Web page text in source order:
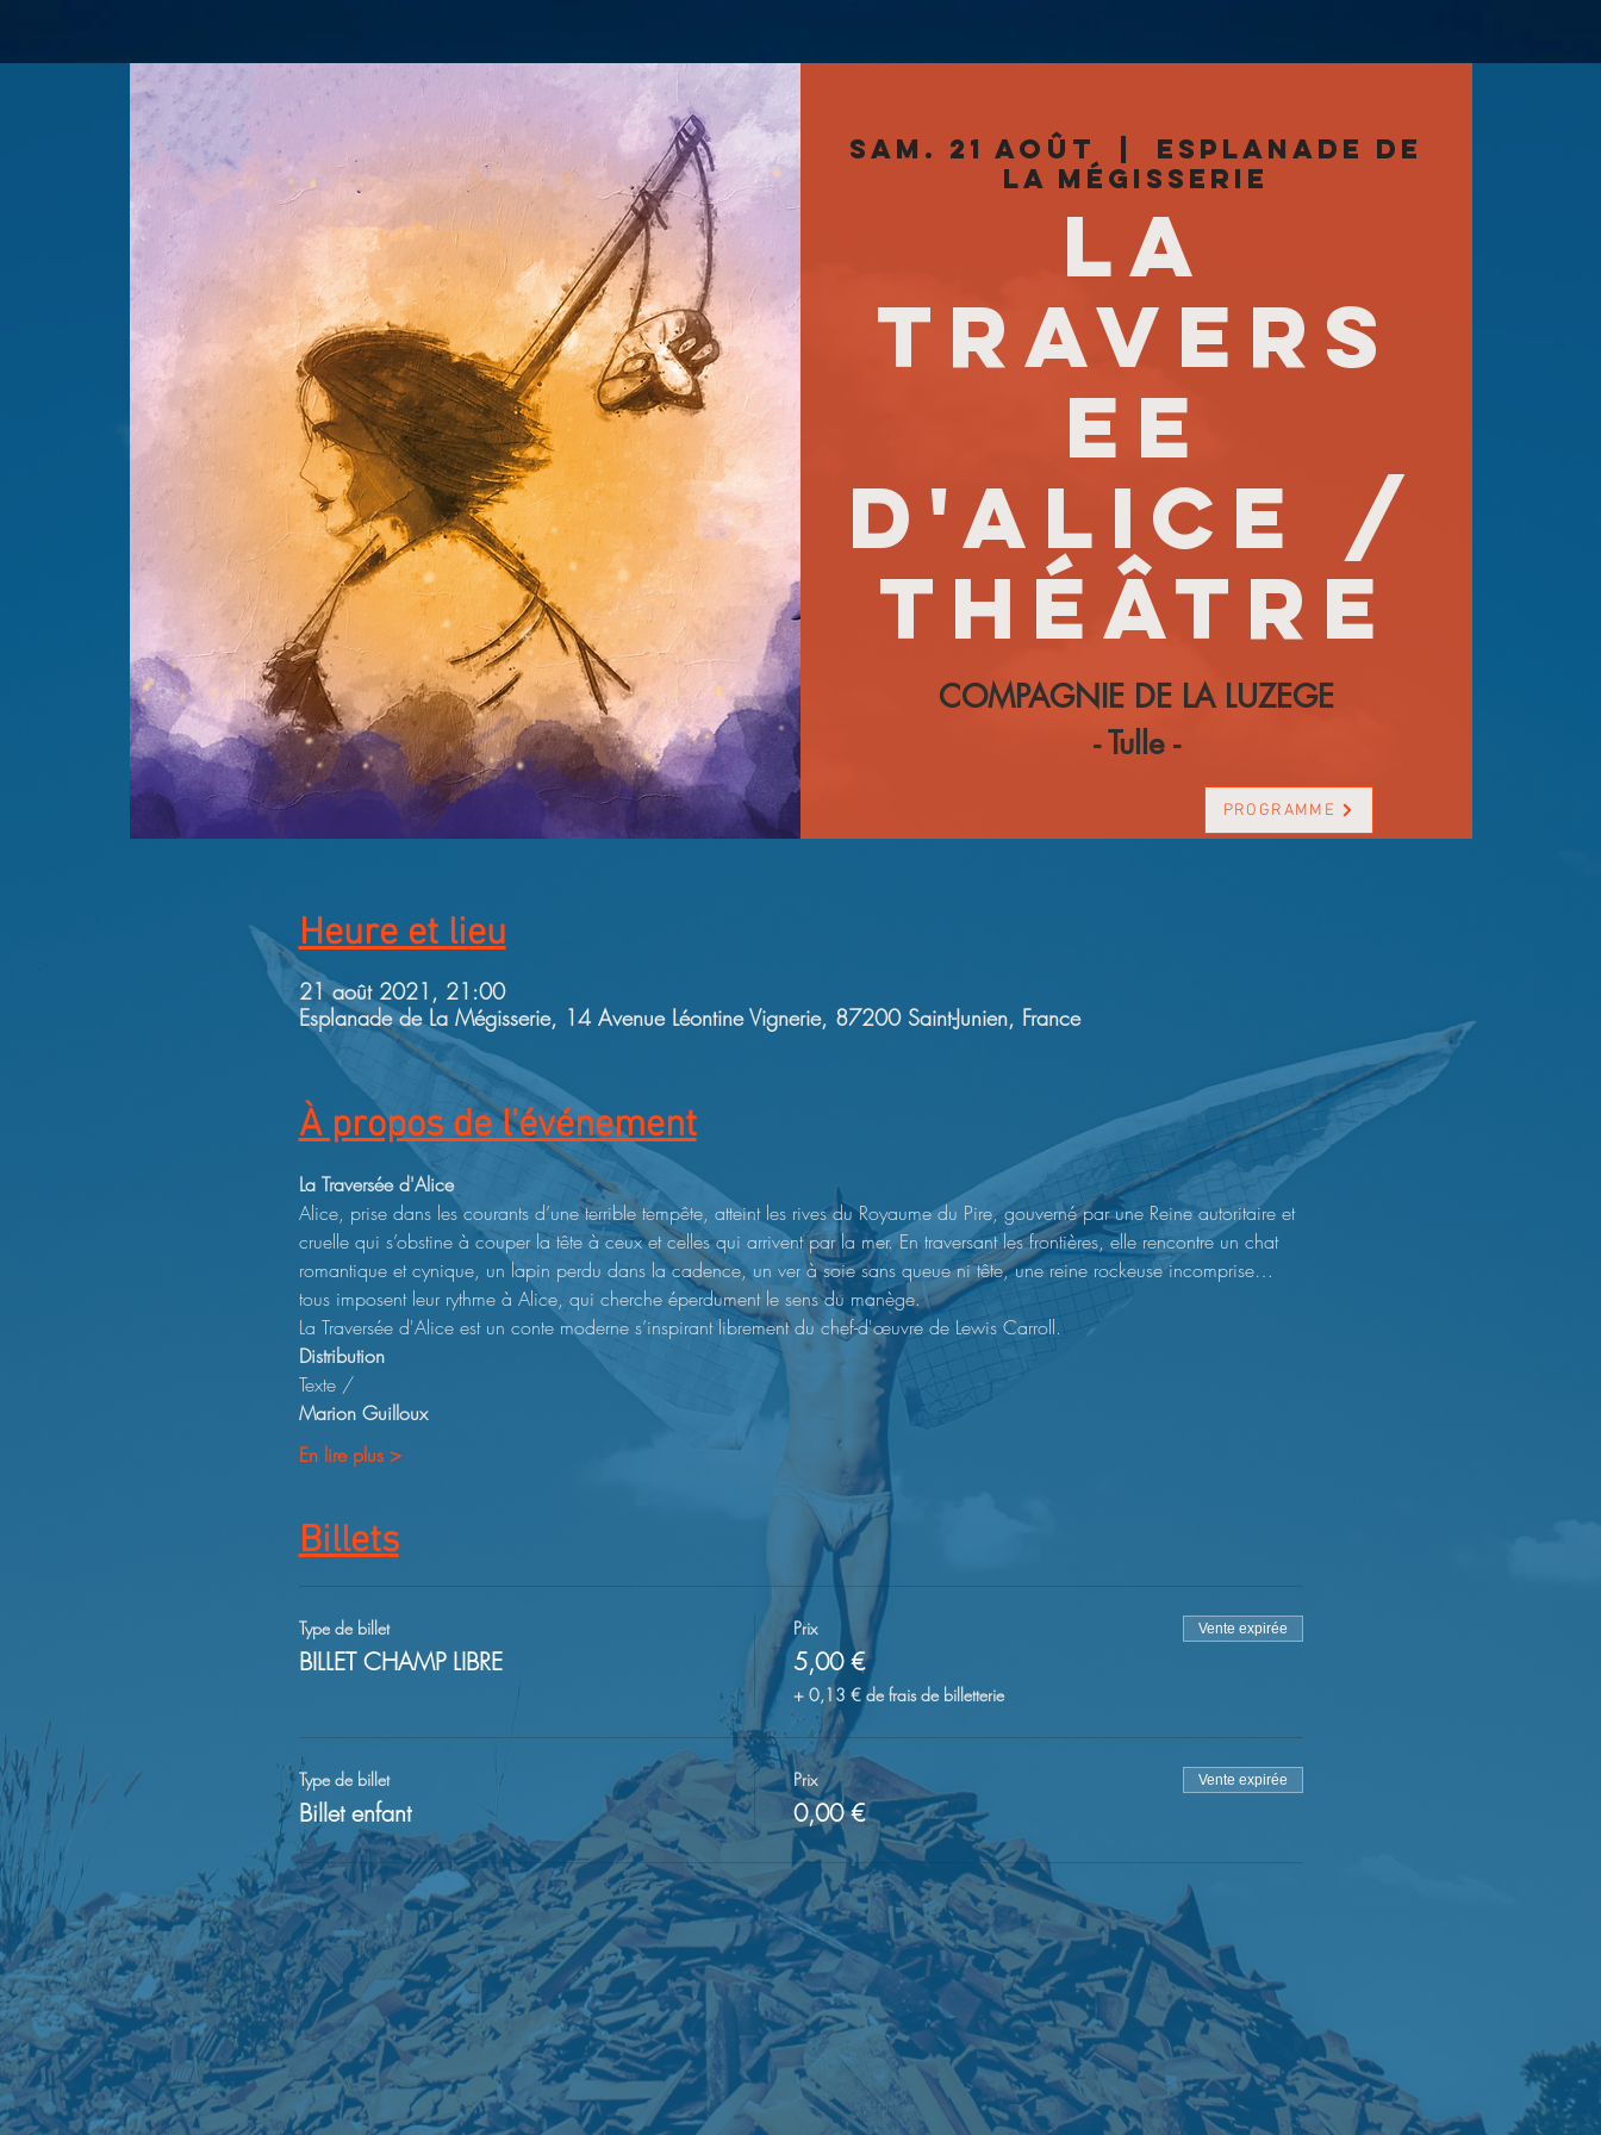
sam. 21 août
Esplanade de
La Mégisserie
LA
TRAVERS
EE
D'ALICE /
Théâtre
COMPAGNIE DE LA LUZEGE
- Tulle -
Heure et lieu
21 août 2021, 21:00
Esplanade de La Mégisserie, 14 Avenue Léontine Vignerie, 87200 Saint-Junien, France
À propos de l'événement
La Traversée d'Alice
Alice, prise dans les courants d’une terrible tempête, atteint les rives du Royaume du Pire, gouverné par une Reine autoritaire et
cruelle qui s’obstine à couper la tête à ceux et celles qui arrivent par la mer. En traversant les frontières, elle rencontre un chat
romantique et cynique, un lapin perdu dans la cadence, un ver à soie sans queue ni tête, une reine rockeuse incomprise…
tous imposent leur rythme à Alice, qui cherche éperdument le sens du manège.
La Traversée d'Alice est un conte moderne s’inspirant librement du chef-d'œuvre de Lewis Carroll.
Distribution
Texte /
Marion Guilloux
En lire plus >
Billets
Type de billet
BILLET CHAMP LIBRE
Prix
5,00 €
+ 0,13 € de frais de billetterie
Vente expirée
Type de billet
Billet enfant
Prix
0,00 €
Vente expirée
PROGRAMME